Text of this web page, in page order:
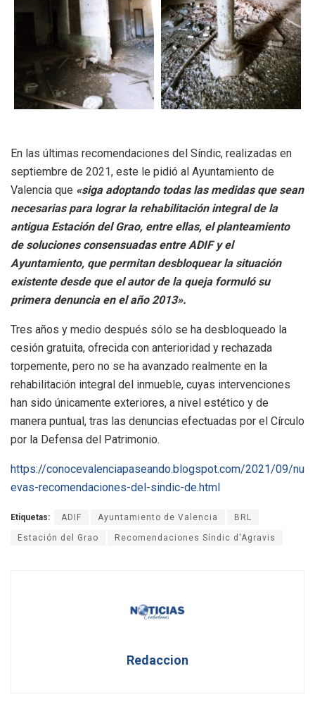
En las últimas recomendaciones del Síndic, realizadas en
septiembre de 2021, este le pidió al Ayuntamiento de
Valencia que «siga adoptando todas las medidas que sean
necesarias para lograr la rehabilitación integral de la
antigua Estación del Grao, entre ellas, el planteamiento
de soluciones consensuadas entre ADIF y el
Ayuntamiento, que permitan desbloquear la situación
existente desde que el autor de la queja formuló su
primera denuncia en el año 2013».
Tres años y medio después sólo se ha desbloqueado la
cesión gratuita, ofrecida con anterioridad y rechazada
torpemente, pero no se ha avanzado realmente en la
rehabilitación integral del inmueble, cuyas intervenciones
han sido únicamente exteriores, a nivel estético y de
manera puntual, tras las denuncias efectuadas por el Círculo
por la Defensa del Patrimonio.
https://conocevalenciapaseando.blogspot.com/2021/09/nu
evas-recomendaciones-del-sindic-de.html
Etiquetas: ADIF Ayuntamiento de Valencia BRL
Estación del Grao Recomendaciones Síndic d'Agravis
Redaccion